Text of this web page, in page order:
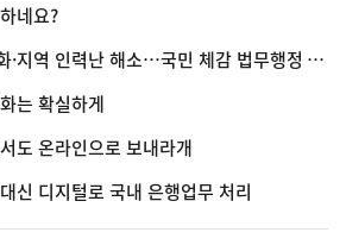
네요?
지역 인력난 해소…국민 체감 법무행정 혁신
는 확실하게
도 온라인으로 보내라개
신 디지털로 국내 은행업무 처리